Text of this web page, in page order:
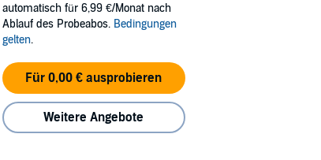
automatisch für 6,99 €/Monat nach
Ablauf des Probeabos. Bedingungen
gelten.
Für 0,00 € ausprobieren
Weitere Angebote